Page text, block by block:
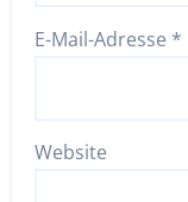
E-Mail-Adresse *
Website